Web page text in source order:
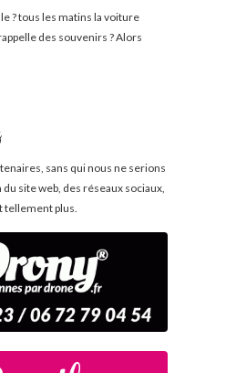
? tous les matins la voiture
des souvenirs ? Alors
sans qui nous ne serions
site web, des réseaux sociaux,
tellement plus.